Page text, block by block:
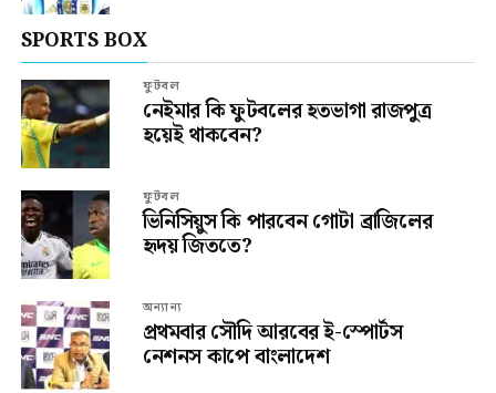
SPORTS BOX
ফুটবল
নেইমার কি ফুটবলের হতভাগা রাজপুত্র
হয়েই থাকবেন?
ফুটবল
ভিনিসিয়ুস কি পারবেন গোটা ব্রাজিলের
হৃদয় জিততে?
অন্যান্য
প্রথমবার সৌদি আরবের ই-স্পোর্টস
নেশনস কাপে বাংলাদেশ